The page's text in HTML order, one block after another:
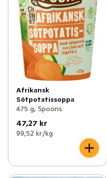
Afrikansk
Sötpotatissoppa
475 g, Spoons
47,27 kr
99,52 kr /kg